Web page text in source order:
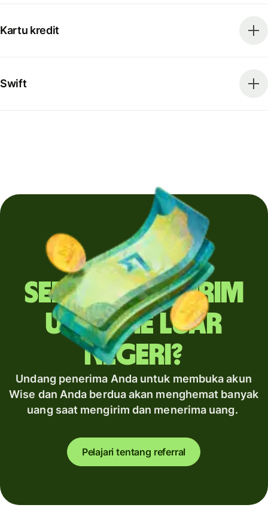
Kartu kredit
Swift
Sering mengirim
uang ke luar
negeri?
Undang penerima Anda untuk membuka akun
Wise dan Anda berdua akan menghemat banyak
uang saat mengirim dan menerima uang.
Pelajari tentang referral